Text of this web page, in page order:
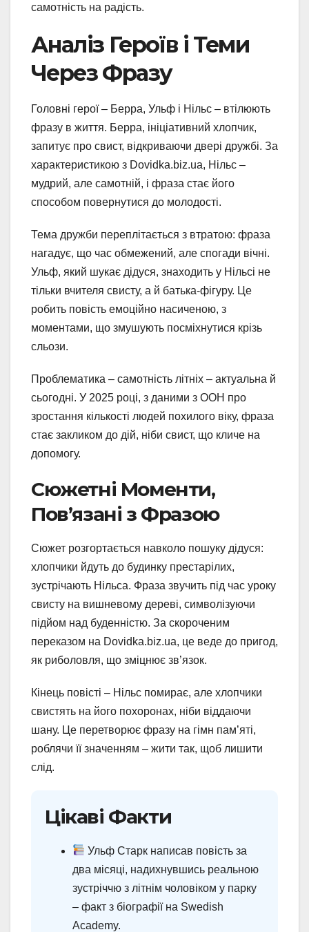
самотність на радість.
Аналіз Героїв і Теми
Через Фразу
Головні герої – Берра, Ульф і Нільс – втілюють
фразу в життя. Берра, ініціативний хлопчик,
запитує про свист, відкриваючи двері дружбі. За
характеристикою з Dovidka.biz.ua, Нільс –
мудрий, але самотній, і фраза стає його
способом повернутися до молодості.
Тема дружби переплітається з втратою: фраза
нагадує, що час обмежений, але спогади вічні.
Ульф, який шукає дідуся, знаходить у Нільсі не
тільки вчителя свисту, а й батька-фігуру. Це
робить повість емоційно насиченою, з
моментами, що змушують посміхнутися крізь
сльози.
Проблематика – самотність літніх – актуальна й
сьогодні. У 2025 році, з даними з ООН про
зростання кількості людей похилого віку, фраза
стає закликом до дій, ніби свист, що кличе на
допомогу.
Сюжетні Моменти,
Пов’язані з Фразою
Сюжет розгортається навколо пошуку дідуся:
хлопчики йдуть до будинку престарілих,
зустрічають Нільса. Фраза звучить під час уроку
свисту на вишневому дереві, символізуючи
підйом над буденністю. За скороченим
переказом на Dovidka.biz.ua, це веде до пригод,
як риболовля, що зміцнює зв’язок.
Кінець повісті – Нільс помирає, але хлопчики
свистять на його похоронах, ніби віддаючи
шану. Це перетворює фразу на гімн пам’яті,
роблячи її значенням – жити так, щоб лишити
слід.
Цікаві Факти
Ульф Старк написав повість за
два місяці, надихнувшись реальною
зустріччю з літнім чоловіком у парку
– факт з біографії на Swedish
Academy.